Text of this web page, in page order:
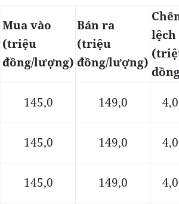
Mua vào
(triệu
đồng/lượng)
Bán ra
(triệu
đồng/lượng)
lệch
145,0 149,0
4,0
145,0 149,0
4,0
145,0 149,0
4,0